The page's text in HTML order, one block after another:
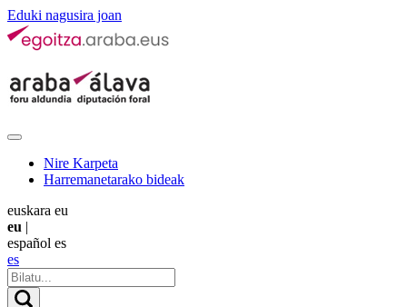
Eduki nagusira joan
Nire Karpeta
Harremanetarako bideak
euskara eu
eu |
español es
es